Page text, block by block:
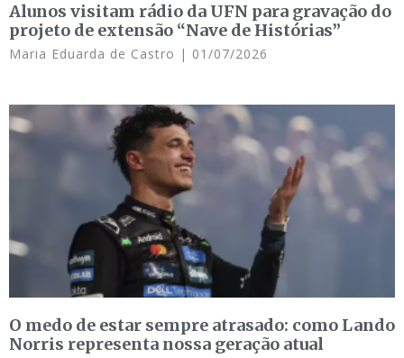
Alunos visitam rádio da UFN para gravação do
projeto de extensão “Nave de Histórias”
Maria Eduarda de Castro 01/07/2026
O medo de estar sempre atrasado: como Lando
Norris representa nossa geração atual